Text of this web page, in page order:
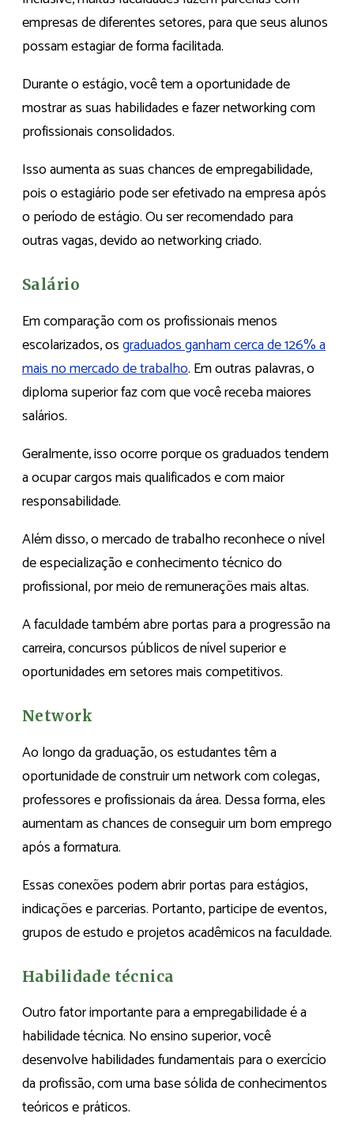
empresas de diferentes setores, para que seus alunos
possam estagiar de forma facilitada.
Durante o estágio, você tem a oportunidade de
mostrar as suas habilidades e fazer networking com
profissionais consolidados.
Isso aumenta as suas chances de empregabilidade,
pois o estagiário pode ser efetivado na empresa após
o período de estágio. Ou ser recomendado para
outras vagas, devido ao networking criado.
Salário
Em comparação com os profissionais menos
escolarizados, osgraduados ganham cerca de 126% a
mais no mercado de trabalho. Em outras palavras, o
diploma superior faz com que você receba maiores
salários.
Geralmente, isso ocorre porque os graduados tendem
a ocupar cargos mais qualificados e com maior
responsabilidade.
Além disso, o mercado de trabalho reconhece o nível
de especialização e conhecimento técnico do
profissional, por meio de remunerações mais altas.
A faculdade também abre portas para a progressão na
carreira, concursos públicos de nível superior e
oportunidades em setores mais competitivos.
Network
Ao longo da graduação, os estudantes têm a
oportunidade de construir um network com colegas,
professores e profissionais da área. Dessa forma, eles
aumentam as chances de conseguir um bom emprego
após a formatura.
Essas conexões podem abrir portas para estágios,
indicações e parcerias. Portanto, participe de eventos,
grupos de estudo e projetos acadêmicos na faculdade.
Habilidade técnica
Outro fator importante para a empregabilidade é a
habilidade técnica. No ensino superior, você
desenvolve habilidades fundamentais para o exercício
da profissão, com uma base sólida de conhecimentos
teóricos e práticos.